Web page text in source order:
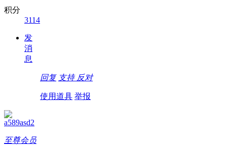
积分
3114
发
消
息
回复 支持 反对
使用道具 举报
a589asd2
至尊会员